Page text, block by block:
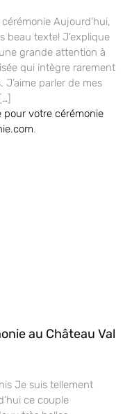
Aujourd’hui,
beau texte! J’explique
grande attention à
qui intègre rarement
parler de mes
pour votre cérémonie
.
au Château Val
Je suis tellement
ce couple